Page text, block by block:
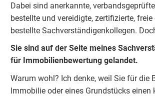
Dabei sind anerkannte,
bestellte und vereidigte, zertifizierte,
bestellte Sachverständigenkollegen.
Sie sind auf der Seite meines
für Immobilienbewertung gelandet.
Warum wohl? Ich denke, weil Sie für die
Immobilie oder eines Grundstücks einen